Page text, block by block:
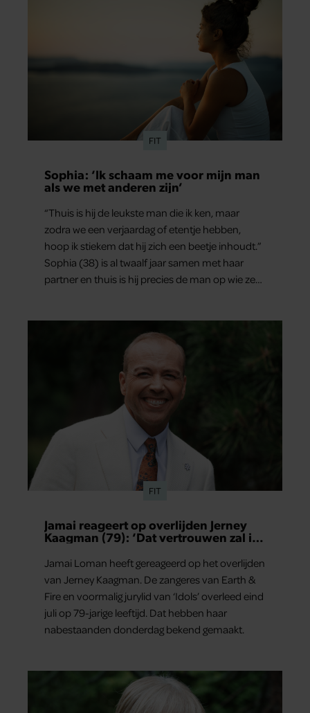
FIT
Sophia: ‘Ik schaam me voor mijn man
als we met anderen zijn’
“Thuis is hij de leukste man die ik ken, maar
zodra we een verjaardag of etentje hebben,
hoop ik stiekem dat hij zich een beetje inhoudt.”
Sophia (38) is al twaalf jaar samen met haar
partner en thuis is hij precies de man op wie ze
ze samen onder de mensen zijn.
FIT
Jamai reageert op overlijden Jerney
Kaagman (79): ‘Dat vertrouwen zal ik
Jamai Loman heeft gereageerd op het overlijden
van Jerney Kaagman. De zangeres van Earth &
Fire en voormalig jurylid van ‘Idols’ overleed eind
juli op 79-jarige leeftijd. Dat hebben haar
nabestaanden donderdag bekend gemaakt.